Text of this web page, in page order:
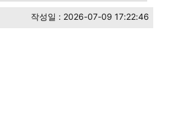
작성일 : 2026-07-09 17:22:46